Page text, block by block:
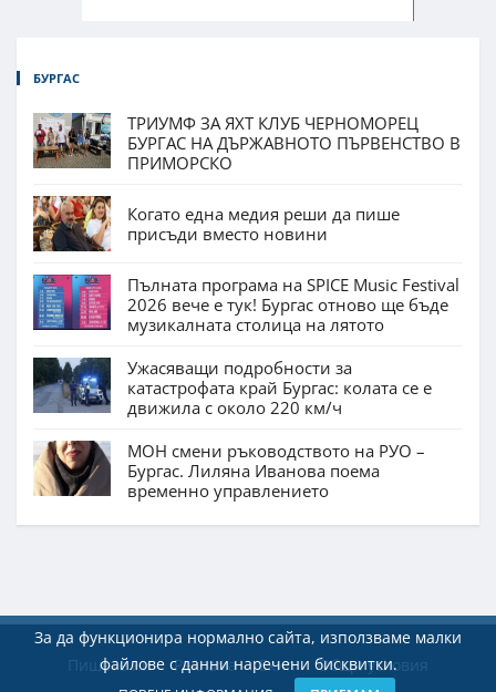
БУРГАС
ТРИУМФ ЗА ЯХТ КЛУБ ЧЕРНОМОРЕЦ
БУРГАС НА ДЪРЖАВНОТО ПЪРВЕНСТВО В
ПРИМОРСКО
Когато една медия реши да пише
присъди вместо новини
Пълната програма на SPICE Music Festival
2026 вече е тук! Бургас отново ще бъде
музикалната столица на лятото
Ужасяващи подробности за
катастрофата край Бургас: колата се е
движила с около 220 км/ч
МОН смени ръководството на РУО –
Бургас. Лиляна Иванова поема
временно управлението
За да функционира нормално сайта, използваме малки
файлове с данни наречени бисквитки.
Пишете ни Реклама Екип Общи условия